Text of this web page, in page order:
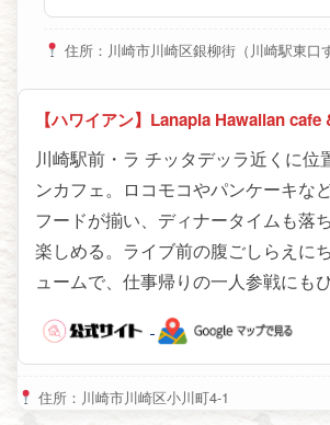
住所：川崎市川崎区銀柳街（川崎駅東口
【ハワイアン】Lanapia Hawaiian
川崎駅前・ラ チッタデッラ近くに位
ンカフェ。ロコモコやパンケーキな
フードが揃い、ディナータイムも落
楽しめる。ライブ前の腹ごしらえに
ュームで、仕事帰りの一人参戦にもぴ
住所：川崎市川崎区小川町4-1